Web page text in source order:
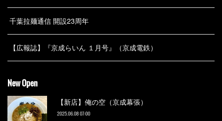
千葉拉麺通信 開設23周年
【広報誌】『京成らいん １月号』（京成電鉄）
New Open
【新店】俺の空（京成幕張）
2025.06.08 07:00